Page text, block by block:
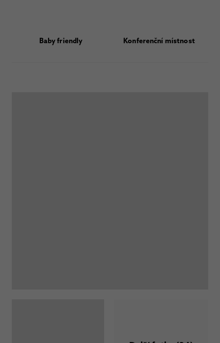
Baby friendly Konferenční místnost